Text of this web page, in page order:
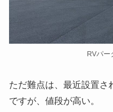
RVパー
ただ難点は、最近設置さ
ですが、値段が高い。